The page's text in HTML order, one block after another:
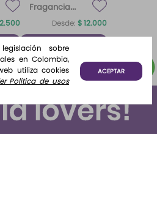
.500
Fragancia
para difusor
Brisa de
Algodón
Desde: $12.000
¡Lo quiero!
sobre
en Colombia,
utiliza cookies
Política de usos
ACEPTAR